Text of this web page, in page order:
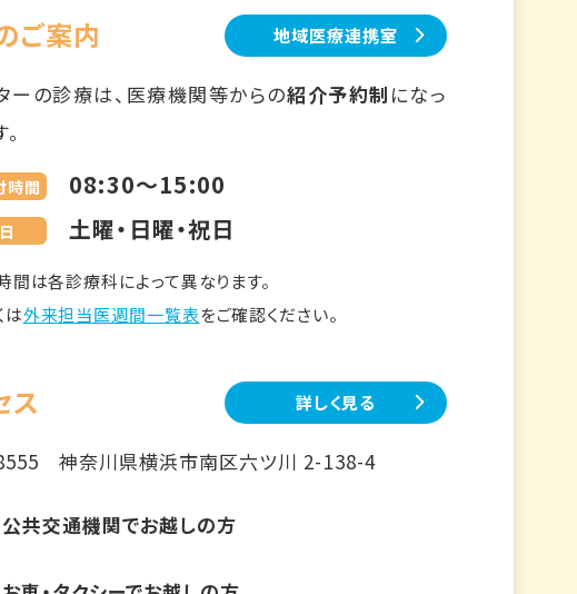
ご案内 地域医療連携室
ーの診療は、医療機関等からの紹介予約制 になっ
時間 08:30～15:00
土曜・日曜・祝日
間は各診療科によって異なります。
は外来担当医週間一覧表をご確認ください。
ス 詳しく見る
8555神奈川県横浜市南区六ツ川 2-138-4
公共交通機関でお越しの方